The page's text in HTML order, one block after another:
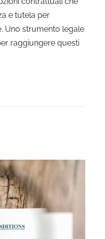
e tutela per
Uno strumento legale
raggiungere questi